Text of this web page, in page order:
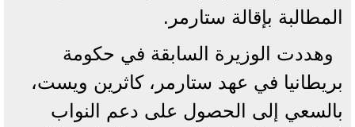
المطالبة بإقالة ستارمر.
وهددت الوزيرة السابقة في حكومة
⁠بريطانيا في عهد ستارمر، كاثرين ويست،
بالسعي إلى الحصول على ‌دعم النواب